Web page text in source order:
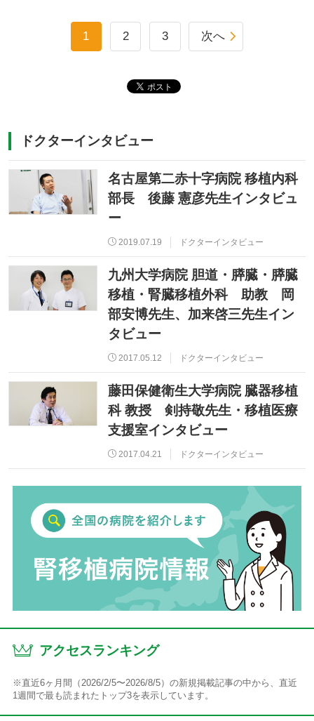
1 2 3 次へ
ドクターインタビュー
名古屋第二赤十字病院 移植内科
部長 後藤 憲彦先生インタビュ
ー
2019.07.19 ドクターインタビュー
九州大学病院 胆道・膵臓・膵臓
移植・腎臓移植外科 助教 岡
部安博先生、加来啓三先生イン
タビュー
2017.05.12 ドクターインタビュー
藤田保健衛生大学病院 臓器移植
科 教授 剣持敬先生・移植医療
支援室インタビュー
2017.04.21 ドクターインタビュー
アクセスランキング
※直近6ヶ月間（2026/2/5〜2026/8/5）の新規掲載記事の中から、直近
1週間で最も読まれたトップ3を表示しています。